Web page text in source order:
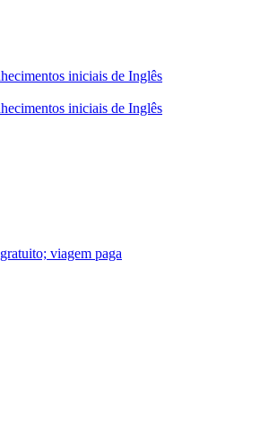
iniciais de Inglês
iniciais de Inglês
viagem paga